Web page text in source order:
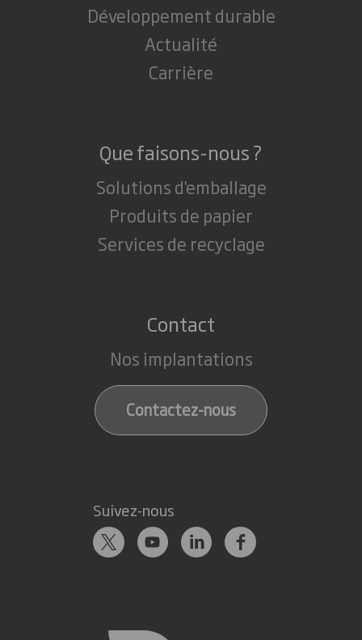
Développement durable
Actualité
Carrière
Que faisons-nous ?
Solutions d'emballage
Produits de papier
Services de recyclage
Contact
Nos implantations
Contactez-nous
Suivez-nous